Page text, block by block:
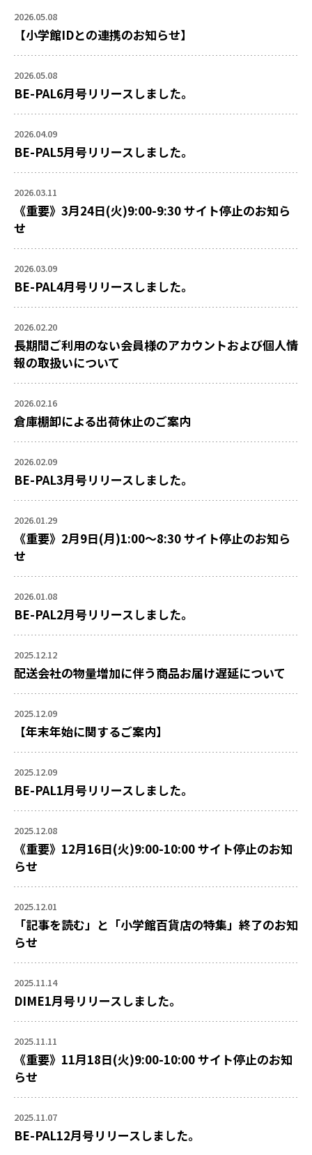
2026.05.08
【小学館IDとの連携のお知らせ】
2026.05.08
BE-PAL6月号リリースしました。
2026.04.09
BE-PAL5月号リリースしました。
2026.03.11
《重要》3月24日(火)9:00-9:30 サイト停止のお知ら
せ
2026.03.09
BE-PAL4月号リリースしました。
2026.02.20
長期間ご利用のない会員様のアカウントおよび個人情
報の取扱いについて
2026.02.16
倉庫棚卸による出荷休止のご案内
2026.02.09
BE-PAL3月号リリースしました。
2026.01.29
《重要》2月9日(月)1:00～8:30 サイト停止のお知ら
せ
2026.01.08
BE-PAL2月号リリースしました。
2025.12.12
配送会社の物量増加に伴う商品お届け遅延について
2025.12.09
【年末年始に関するご案内】
2025.12.09
BE-PAL1月号リリースしました。
2025.12.08
《重要》12月16日(火)9:00-10:00 サイト停止のお知
らせ
2025.12.01
「記事を読む」と「小学館百貨店の特集」終了のお知
らせ
2025.11.14
DIME1月号リリースしました。
2025.11.11
《重要》11月18日(火)9:00-10:00 サイト停止のお知
らせ
2025.11.07
BE-PAL12月号リリースしました。